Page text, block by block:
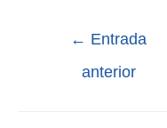
← Entrada
anterior